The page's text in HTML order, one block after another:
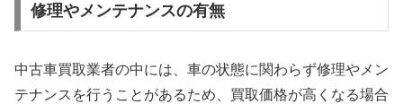
修理やメンテナンスの有無
中古車買取業者の中には、車の状態に関わらず修理やメン
テナンスを行うことがあるため、買取価格が高くなる場合